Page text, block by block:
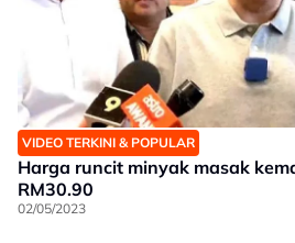
VIDEO TERKINI & POPULAR
Harga runcit minyak masak
RM30.90
02/05/2023